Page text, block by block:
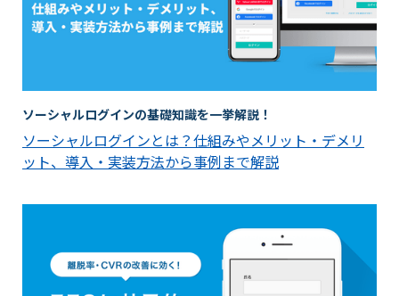
ソーシャルログインの基礎知識を一挙解説！
ソーシャルログインとは？仕組みやメリット・デメリ
ット、導入・実装方法から事例まで解説